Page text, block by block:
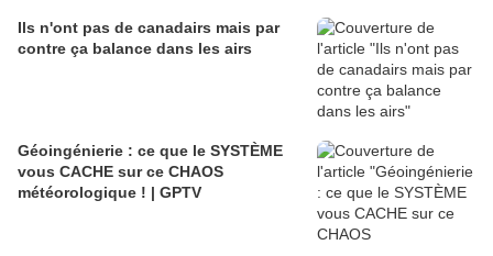
Ils n'ont pas de canadairs mais par
contre ça balance dans les airs
Géoingénierie : ce que le SYSTÈME
vous CACHE sur ce CHAOS
météorologique ! | GPTV